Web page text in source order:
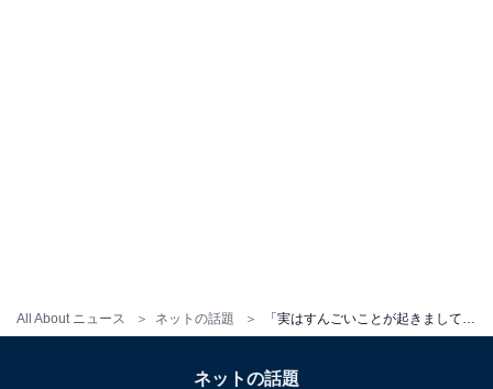
All About ニュース ネットの話題 「実はすんごいことが起きまして！」指原莉乃、うれしい報告に反響「可愛い過ぎる」「前髪短くなってる」
ネットの話題